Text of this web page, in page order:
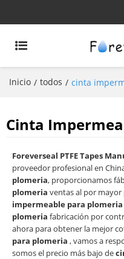
Inicio / todos / cinta
Cinta
Foreverseal PTFE Tapes
proveedor profesional en
plomeria, proporcionamos
plomeria ventas al por mayor
impermeable para plomeria
plomeria fabricación por
ahora para obtener la mejor
para plomeria , vamos a
somos el precio más bajo de